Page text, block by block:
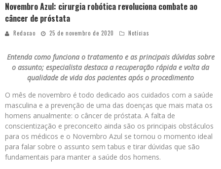
Novembro Azul: cirurgia robótica revoluciona combate ao
câncer de próstata
Redacao 25 de novembro de 2020 Notícias
Entenda como funciona o tratamento e as principais dúvidas sobre
o assunto; especialista destaca a recuperação rápida e volta da
qualidade de vida dos pacientes após o procedimento
O mês de novembro é todo dedicado aos cuidados com a saúde
masculina e a prevenção de uma das doenças que mais mata os
homens anualmente: o câncer de próstata. A falta de
conscientização e preconceito ainda são os principais obstáculos
para os médicos e o Novembro Azul se tornou o momento ideal
para falar sobre o assunto sem tabus e tirar dúvidas que são
fundamentais para manter a saúde dos homens.